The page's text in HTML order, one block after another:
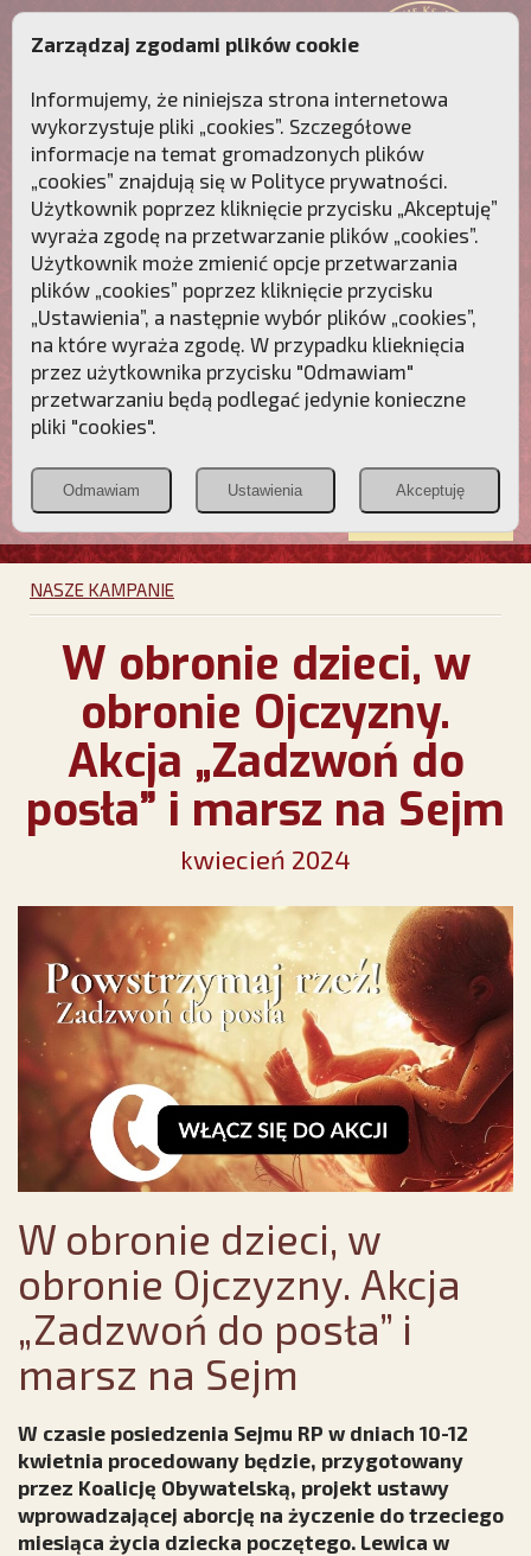
Przebudźmy sumienia Polaków!
Polonia
Christiana
PCh24.pl
Przymierze
POZNAJ APOSTOLAT FATIMY WESPRZYJ
NAS
NASZE KAMPANIE
W obronie dzieci, w
obronie Ojczyzny.
Akcja „Zadzwoń do
posła” i marsz na Sejm
kwiecień 2024
W obronie dzieci, w
obronie Ojczyzny. Akcja
„Zadzwoń do posła” i
marsz na Sejm
W czasie posiedzenia Sejmu RP w dniach 10-12
kwietnia procedowany będzie, przygotowany
przez Koalicję Obywatelską, projekt ustawy
wprowadzającej aborcję na życzenie do trzeciego
miesiąca życia dziecka poczętego. Lewica w
Zarządzaj zgodami plików cookie
Informujemy, że niniejsza strona internetowa
wykorzystuje pliki „cookies”. Szczegółowe
informacje na temat gromadzonych plików
„cookies” znajdują się w Polityce prywatności.
Użytkownik poprzez kliknięcie przycisku „Akceptuję”
wyraża zgodę na przetwarzanie plików „cookies”.
Użytkownik może zmienić opcje przetwarzania
plików „cookies” poprzez kliknięcie przycisku
„Ustawienia”, a następnie wybór plików „cookies”,
na które wyraża zgodę. W przypadku klieknięcia
przez użytkownika przycisku "Odmawiam"
przetwarzaniu będą podlegać jedynie konieczne
pliki "cookies".
Odmawiam Ustawienia Akceptuję